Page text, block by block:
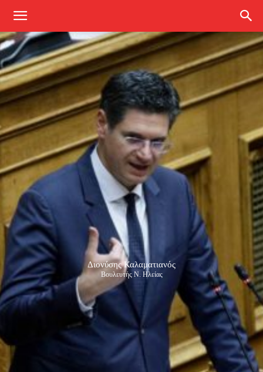
Διονύσης Καλαματιανός
Βουλευτής Ν. Ηλείας